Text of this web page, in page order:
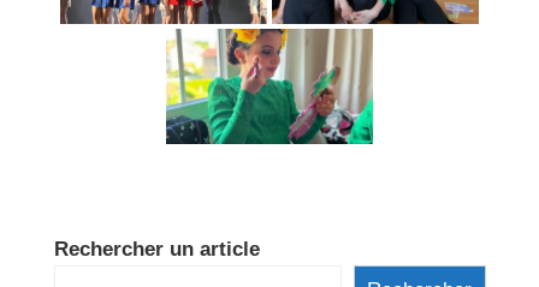
Rechercher un article